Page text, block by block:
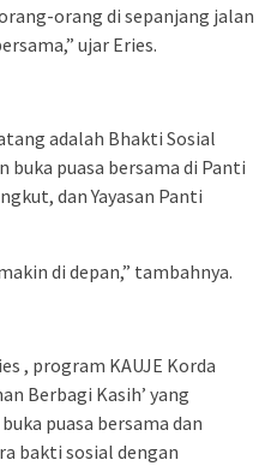
orang di sepanjang jalan
ujar Eries.
adalah Bhakti Sosial
buka puasa bersama di Panti
dan Yayasan Panti
di depan,” tambahnya.
, program KAUJE Korda
Berbagi Kasih’ yang
puasa bersama dan
bakti sosial dengan